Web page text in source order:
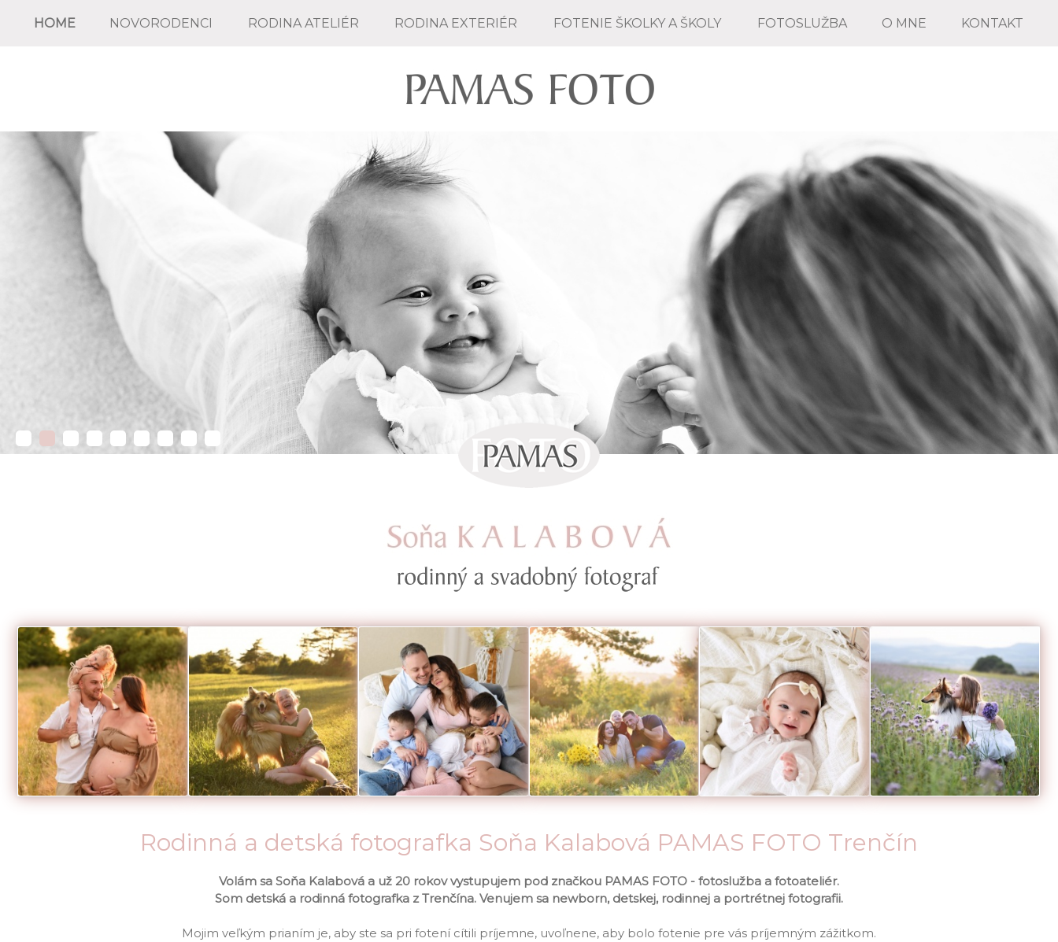
HOME NOVORODENCI RODINA ATELIÉR RODINA EXTERIÉR FOTENIE ŠKOLKY A ŠKOLY FOTOSLUŽBA O MNE KONTAKT
Rodinná a detská fotografka Soňa Kalabová PAMAS FOTO Trenčín
Volám sa Soňa Kalabová a už 20 rokov vystupujem pod značkou PAMAS FOTO - fotoslužba a fotoateliér.
Som detská a rodinná fotografka z Trenčína. Venujem sa newborn, detskej, rodinnej a portrétnej fotografii.
Mojim veľkým prianím je, aby ste sa pri fotení cítili príjemne, uvoľnene, aby bolo fotenie pre vás príjemným zážitkom.